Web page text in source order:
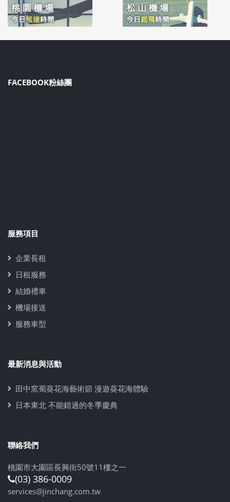
FACEBOOK粉絲團
服務項目
企業長租
日租服務
結婚禮車
機場接送
服務車型
最新消息與活動
田中窯蜀葵花海藝術節 漫遊葵花海體驗
日本東北 不能錯過的冬季慶典
聯絡我們
桃園市大園區長興街50號11樓之一
(03) 386-0009
services@jinchang.com.tw